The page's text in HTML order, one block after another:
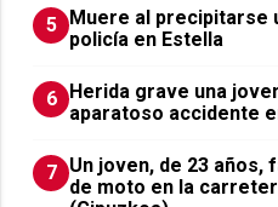
5 Muere al precipitarse
policía en Estella
6 Herida grave una
aparatoso accidente
7 Un joven, de 23 años,
de moto en la